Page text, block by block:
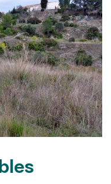
senyalitzats